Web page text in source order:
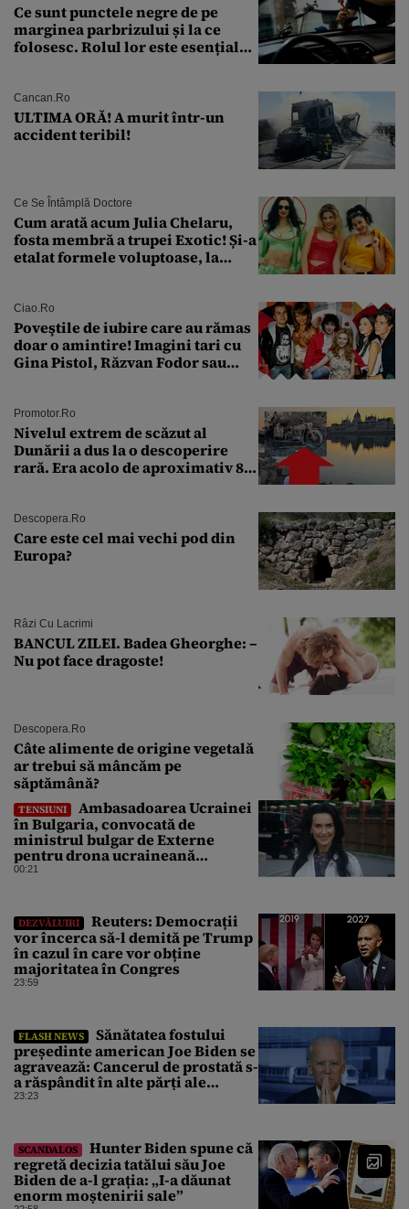
Ce sunt punctele negre de pe
marginea parbrizului și la ce
folosesc. Rolul lor este esențial
Cancan.ro
ULTIMA ORĂ! A murit într-un
accident teribil!
Ce Se Întâmplă Doctore
Cum arată acum Julia Chelaru,
fosta membră a trupei Exotic! Și-a
etalat formele voluptoase, la
Ciao.ro
Poveştile de iubire care au rămas
doar o amintire! Imagini tari cu
Gina Pistol, Răzvan Fodor sau
Promotor.ro
Nivelul extrem de scăzut al
Dunării a dus la o descoperire
rară. Era acolo de aproximativ 80
Descopera.ro
Care este cel mai vechi pod din
Europa?
Râzi Cu Lacrimi
BANCUL ZILEI. Badea Gheorghe: –
Nu pot face dragoste!
Descopera.ro
Câte alimente de origine vegetală
ar trebui să mâncăm pe
săptămână?
TENSIUNI
Ambasadoarea Ucrainei
în Bulgaria, convocată de
ministrul bulgar de Externe
pentru drona ucraineană
prăbușită în apropierea
00:21
DEZVĂLUIRI
Reuters: Democrații
vor încerca să-l demită pe Trump
în cazul în care vor obține
majoritatea în Congres
23:59
FLASH NEWS
Sănătatea fostului
președinte american Joe Biden se
agravează: Cancerul de prostată s-
a răspândit în alte părți ale
corpului
23:23
SCANDALOS
Hunter Biden spune că
regretă decizia tatălui său Joe
Biden de a-l grația: „I-a dăunat
enorm moștenirii sale”